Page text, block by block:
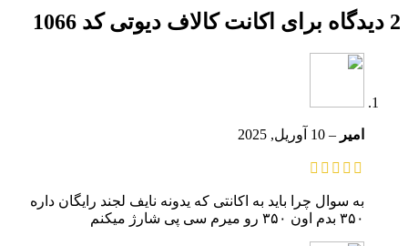
2 دیدگاه برای اکانت کالاف دیوتی کد 1066
امیر – 10 آوریل, 2025
به سوال چرا باید به اکانتی که یدونه نایف لجند رایگان داره
۳۵۰ بدم اون ۳۵۰ رو میرم سی پی شارژ میکنم